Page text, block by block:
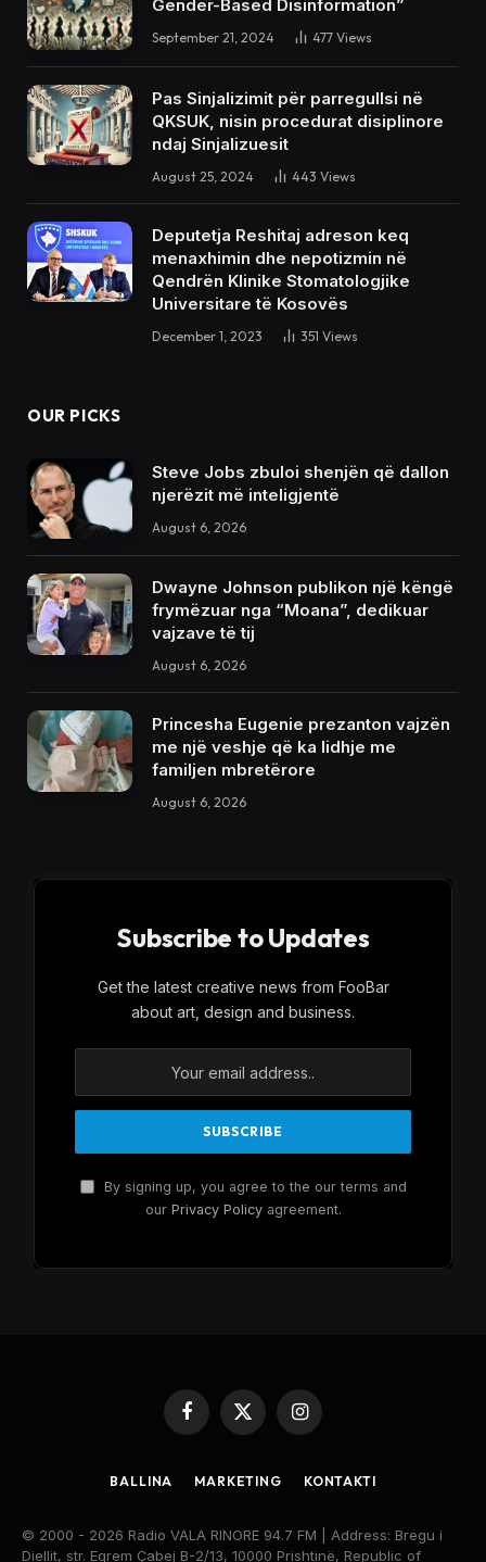
Gender-Based Disinformation”
September 21, 2024 477 Views
Pas Sinjalizimit për parregullsi në
QKSUK, nisin procedurat disiplinore
ndaj Sinjalizuesit
August 25, 2024 443 Views
Deputetja Reshitaj adreson keq
menaxhimin dhe nepotizmin në
Qendrën Klinike Stomatologjike
Universitare të Kosovës
December 1, 2023 351 Views
OUR PICKS
Steve Jobs zbuloi shenjën që dallon
njerëzit më inteligjentë
August 6, 2026
Dwayne Johnson publikon një këngë
frymëzuar nga “Moana”, dedikuar
vajzave të tij
August 6, 2026
Princesha Eugenie prezanton vajzën
me një veshje që ka lidhje me
familjen mbretërore
August 6, 2026
Subscribe to Updates
Get the latest creative news from FooBar
about art, design and business.
By signing up, you agree to the our terms and
our Privacy Policyagreement.
Facebook
X
Instagram
BALLINA MARKETING KONTAKTI
© 2000 - 2026 Radio VALA RINORE 94.7 FM | Address: Bregu i
Diellit, str. Eqrem Çabej B-2/13, 10000 Prishtinë, Republic of